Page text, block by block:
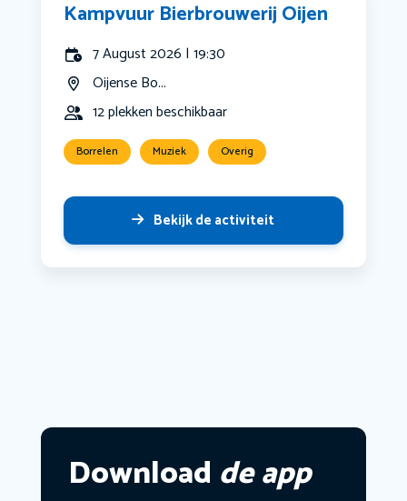
Kampvuur Bierbrouwerij Oijen
7 August 2026 | 19:30
Oijense Bo...
12 plekken beschikbaar
Borrelen Muziek Overig
Bekijk de activiteit
Download de app